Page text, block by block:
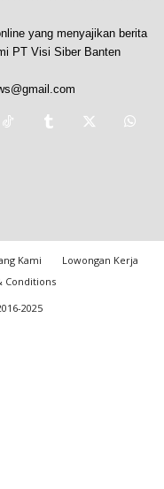
yang menyajikan berita
PT Visi Siber Banten
Kami
Lowongan Kerja
Conditions
2025